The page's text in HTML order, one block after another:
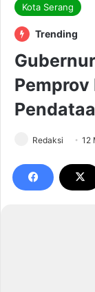
Kota Serang
Trending
Redaksi 12